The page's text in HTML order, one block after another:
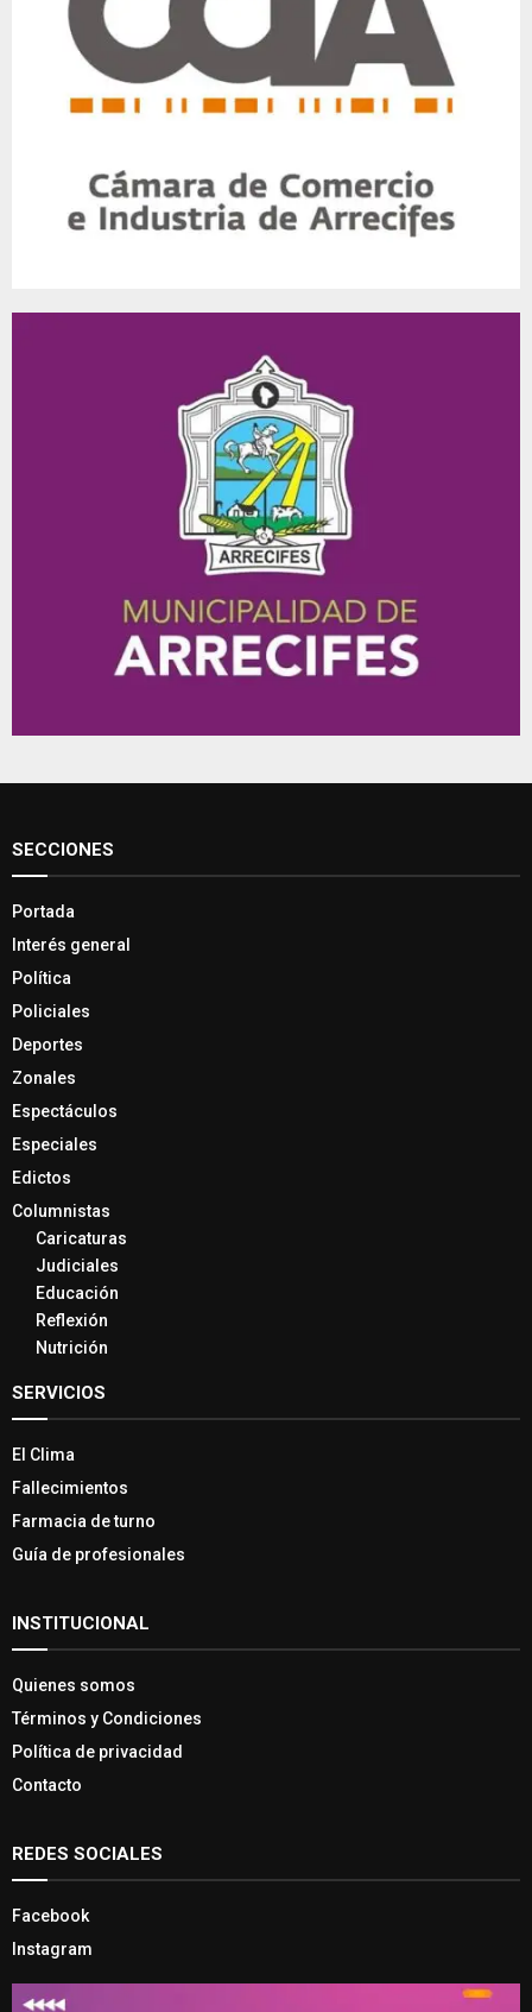
SECCIONES
Portada
Interés general
Política
Policiales
Deportes
Zonales
Espectáculos
Especiales
Edictos
Columnistas
Caricaturas
Judiciales
Educación
Reflexión
Nutrición
SERVICIOS
El Clima
Fallecimientos
Farmacia de turno
Guía de profesionales
INSTITUCIONAL
Quienes somos
Términos y Condiciones
Política de privacidad
Contacto
REDES SOCIALES
Facebook
Instagram